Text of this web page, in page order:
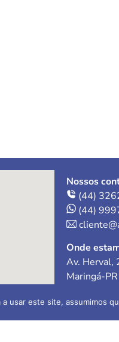
Nossos
(44)
(44)
Onde
Av. Herval,
Maringá-
Contador
usar este site, assumimos